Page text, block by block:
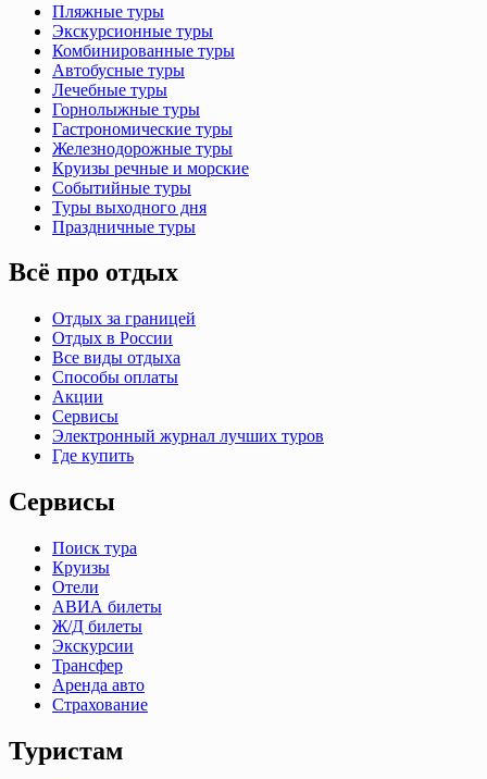
Пляжные туры
Экскурсионные туры
Комбинированные туры
Автобусные туры
Лечебные туры
Горнолыжные туры
Гастрономические туры
Железнодорожные туры
Круизы речные и морские
Событийные туры
Туры выходного дня
Праздничные туры
Всё про отдых
Отдых за границей
Отдых в России
Все виды отдыха
Способы оплаты
Акции
Сервисы
Электронный журнал лучших туров
Где купить
Сервисы
Поиск тура
Круизы
Отели
АВИА билеты
Ж/Д билеты
Экскурсии
Трансфер
Аренда авто
Страхование
Туристам